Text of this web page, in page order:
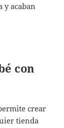
y acaban
con
crear
tienda